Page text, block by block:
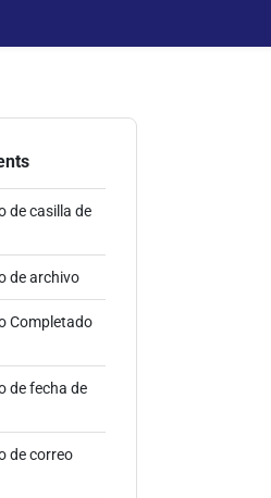
de casilla de
de archivo
Completado
de fecha de
de correo